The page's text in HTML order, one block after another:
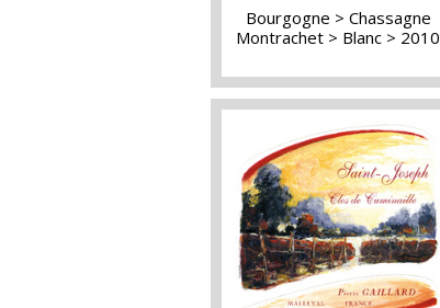
Bourgogne
Chassagne
Montrachet
Blanc 2010